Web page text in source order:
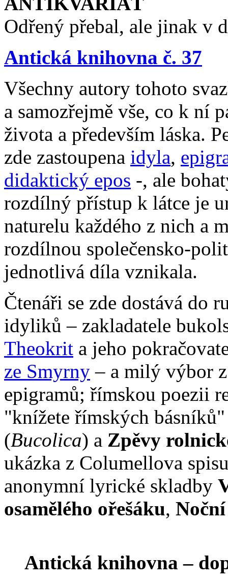
Odřený přebal, ale jinak v
Antická knihovna č. 37
Všechny autory tohoto
a samozřejmě vše, co k ní
života a především láska.
zde zastoupena idyla,
didaktický epos -, ale
rozdílný přístup k látce je
naturelu každého z nich a
rozdílnou společensko-
jednotlivá díla vznikala.
Čtenáři se zde dostává do
idyliků – zakladatele
Theokrit a jeho
ze Smyrny – a milý výbor
epigramů; římskou poezii
"knížete římských
(Bucolica) a Zpěvy
ukázka z Columellova
anonymní lyrické skladby
osamělého ořešáku,
Antická knihovna –